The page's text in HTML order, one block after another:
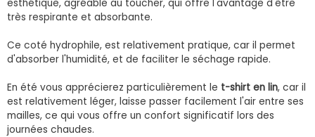
esthétique, agréable au toucher, qui offre l'avantage d'être
très respirante et absorbante.
Ce coté hydrophile, est relativement pratique, car il permet
d'absorber l'humidité, et de faciliter le séchage rapide.
En été vous apprécierez particulièrement le t-shirt en lin, car il
est relativement léger, laisse passer facilement l'air entre ses
mailles, ce qui vous offre un confort significatif lors des
journées chaudes.